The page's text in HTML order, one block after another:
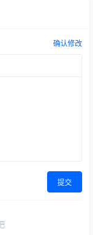
确认修改
提交